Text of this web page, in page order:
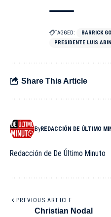
TAGGED: BARRICK
PRESIDENTE LUIS
Share This Article
ByREDACCIÓN DE ÚLTIMO
Redacción de De Último Minuto
PREVIOUS ARTICLE
Christian Nodal